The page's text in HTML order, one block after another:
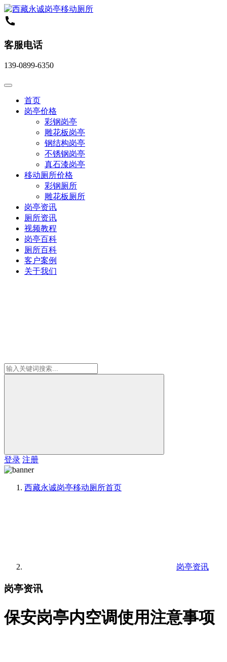
客服电话
139-0899-6350
首页
岗亭价格
彩钢岗亭
雕花板岗亭
钢结构岗亭
不锈钢岗亭
真石漆岗亭
移动厕所价格
彩钢厕所
雕花板厕所
岗亭资讯
厕所资讯
视频教程
岗亭百科
厕所百科
客户案例
关于我们
登录 注册
西藏永诚岗亭移动厕所首页
岗亭资讯
岗亭资讯
保安岗亭内空调使用注意事项